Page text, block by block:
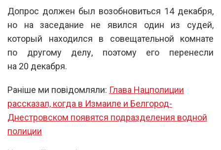
Допрос должен был возобновиться 14 декабря,
но на заседание не явился один из судей,
который находился в совещательной комнате
по другому делу, поэтому его перенесли
на 20 декабря.
Раніше ми повідомляли: Глава Нацполиции
рассказал, когда в Измаиле и Белгород-
Днестровском появятся подразделения водной
полиции